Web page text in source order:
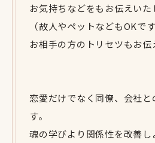
お気持ちなどをもお伝えいた
（故人やペットなどもOKです
お相手の方のトリセツもお伝
恋愛だけでなく同僚、会社と
す。
魂の学びより関係性を改善し